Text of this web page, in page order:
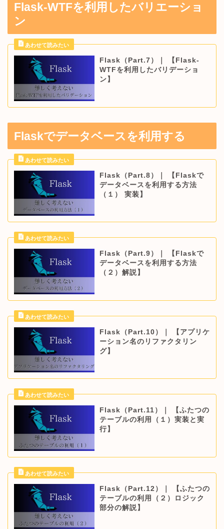
Flask-WTFを利用したバリエーショ
ン
Flask（Part.7）｜ 【Flask-
WTFを利用したバリデーショ
ン】
Flaskでデータベースを利用する
Flask（Part.8）｜ 【Flaskで
データベースを利用する方法
（１） 実装】
Flask（Part.9）｜ 【Flaskで
データベースを利用する方法
（２）解説】
Flask（Part.10）｜ 【アプリケ
ーション名のリファクタリン
グ】
Flask（Part.11）｜ 【ふたつの
テーブルの利用（１）実装と実
行】
Flask（Part.12）｜ 【ふたつの
テーブルの利用（２）ロジック
部分の解説】